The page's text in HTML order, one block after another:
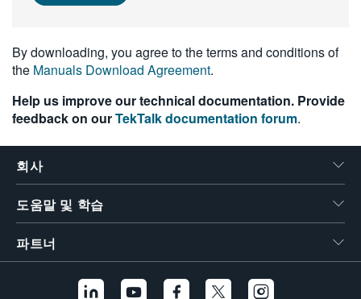
By downloading, you agree to the terms and conditions of
the Manuals Download Agreement.
Help us improve our technical documentation. Provide
feedback on ourTekTalk documentation forum.
회사
도움말 및 학습
파트너